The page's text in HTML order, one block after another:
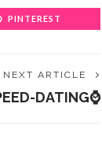
PINTEREST
NEXT ARTICLE
DATING⌚